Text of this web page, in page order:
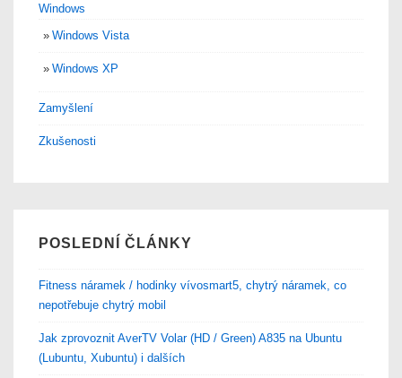
Windows
Windows Vista
Windows XP
Zamyšlení
Zkušenosti
POSLEDNÍ ČLÁNKY
Fitness náramek / hodinky vívosmart5, chytrý náramek, co
nepotřebuje chytrý mobil
Jak zprovoznit AverTV Volar (HD / Green) A835 na Ubuntu
(Lubuntu, Xubuntu) i dalších